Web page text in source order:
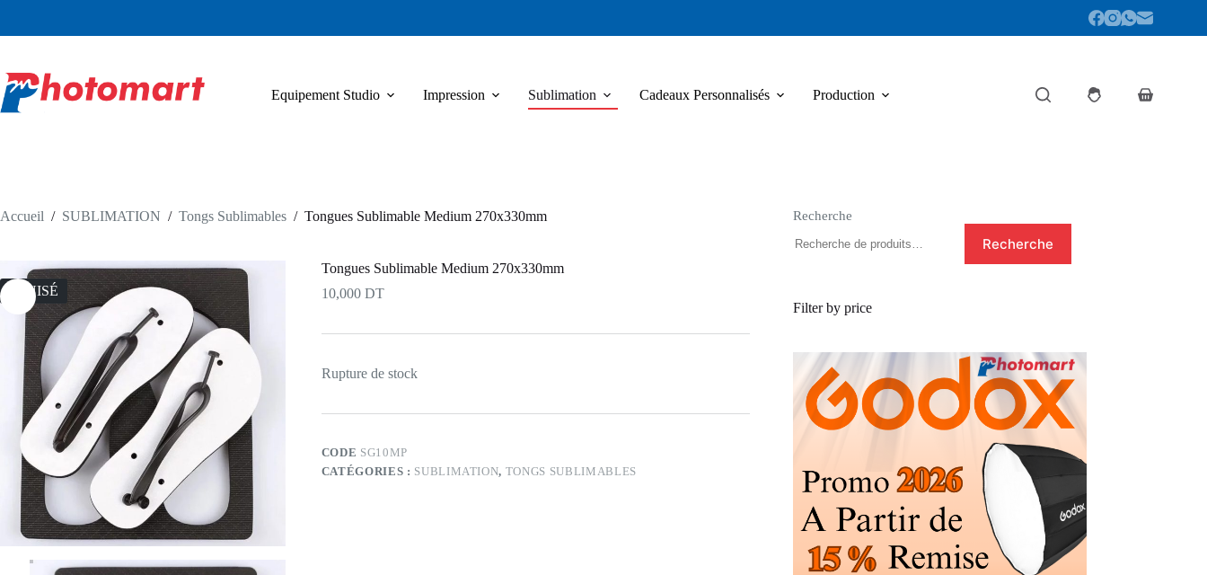
contenu
Equipement Studio Impression Sublimation Cadeaux Personnalisés Production
Panier
Accueil / SUBLIMATION / Tongs Sublimables / Tongues Sublimable Medium 270x330mm
ÉPUISÉ
Tongues Sublimable Medium 270x330mm
10,000 DT
Rupture de stock
CODE SG10MP
CATÉGORIES : SUBLIMATION, TONGS SUBLIMABLES
Recherche
Recherche
Filter by price